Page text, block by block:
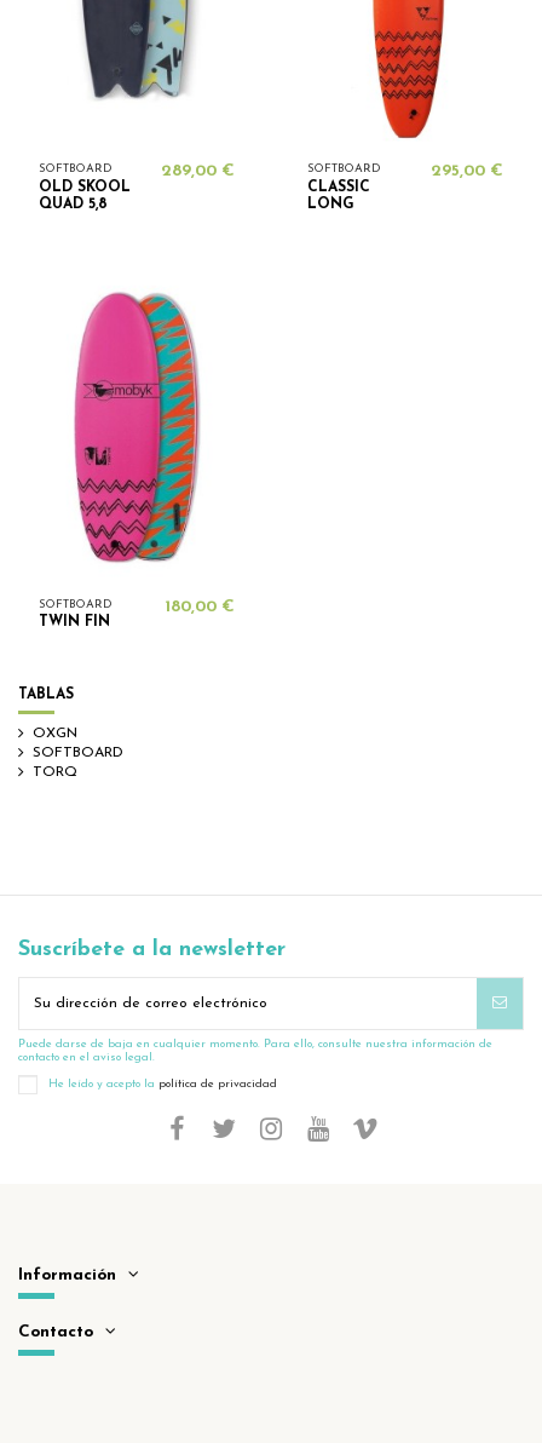
SOFTBOARD
OLD SKOOL
QUAD 5,8
289,00 € SOFTBOARD
CLASSIC
LONG
295,00 €
SOFTBOARD
TWIN FIN
180,00 €
TABLAS
OXGN
SOFTBOARD
TORQ
Suscríbete a la newsletter
Puede darse de baja en cualquier momento. Para ello, consulte nuestra información de
contacto en el aviso legal.
He leído y acepto la política de privacidad
Información
Contacto